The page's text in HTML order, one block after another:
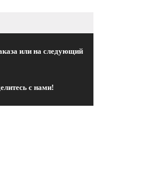
или на следующий
с нами!